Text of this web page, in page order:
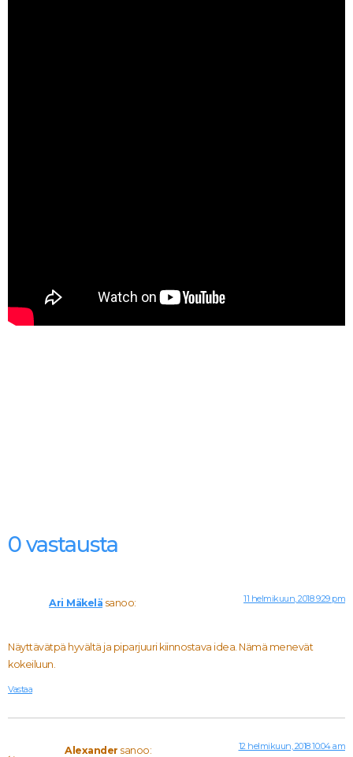
0 vastausta
Ari Mäkelä sanoo: 11 helmikuun, 2018 9:29 pm
Näyttävätpä hyvältä ja piparjuuri kiinnostava idea. Nämä menevät
kokeiluun.
Vastaa
Alexander sanoo: 12 helmikuun, 2018 10:04 am